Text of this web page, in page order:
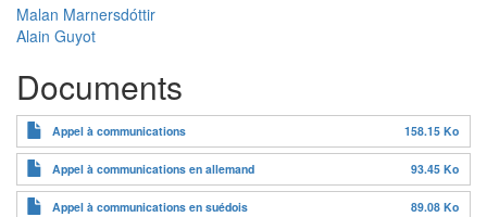
Malan Marnersdóttir
Alain Guyot
Documents
Appel à communications 158.15 Ko
Appel à communications en allemand 93.45 Ko
Appel à communications en suédois 89.08 Ko